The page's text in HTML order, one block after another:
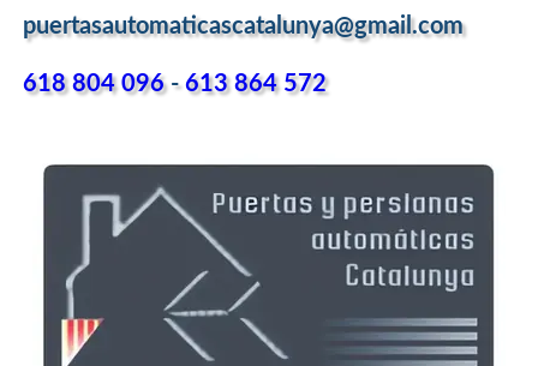
puertasautomaticascatalunya@gmail.com
618 804 096-613 864 572